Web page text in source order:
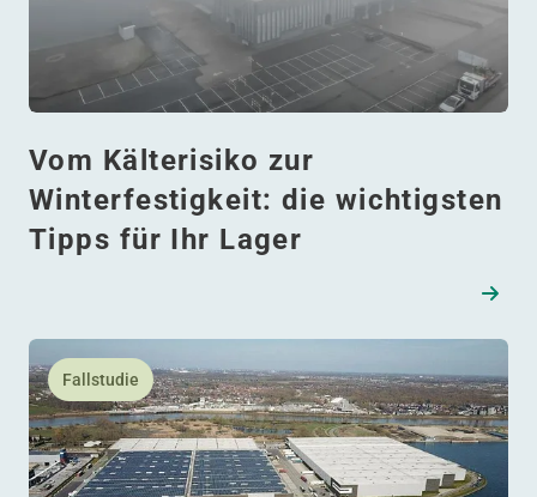
Vom Kälterisiko zur
Winterfestigkeit: die wichtigsten
Tipps für Ihr Lager
Fallstudie
Lesen Sie mehr daüber WDP und DHL gehen